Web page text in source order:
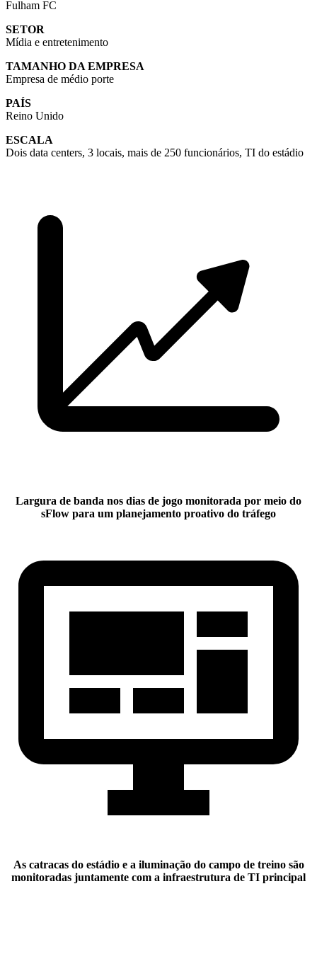
Fulham FC
SETOR
Mídia e entretenimento
TAMANHO DA EMPRESA
Empresa de médio porte
PAÍS
Reino Unido
ESCALA
Dois data centers, 3 locais, mais de 250 funcionários, TI do estádio
Largura de banda nos dias de jogo monitorada por meio do
sFlow para um planejamento proativo do tráfego
As catracas do estádio e a iluminação do campo de treino são
monitoradas juntamente com a infraestrutura de TI principal